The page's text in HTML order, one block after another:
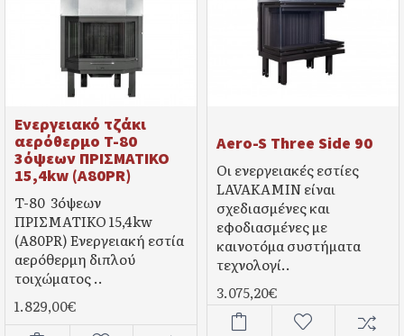
Ενεργειακό τζάκι
αερόθερμο T-80
3όψεων ΠΡΙΣΜΑΤΙΚΟ
15,4kw (A80PR)
T-80 3όψεων
ΠΡΙΣΜΑΤΙΚΟ 15,4kw
(A80PR) Ενεργειακή εστία
αερόθερμη διπλού
τοιχώματος ..
1.829,00€
Aero-S Three Side 90
Οι ενεργειακές εστίες
LAVAKAMIN είναι
σχεδιασμένες και
εφοδιασμένες με
καινοτόμα συστήματα
τεχνολογί..
3.075,20€